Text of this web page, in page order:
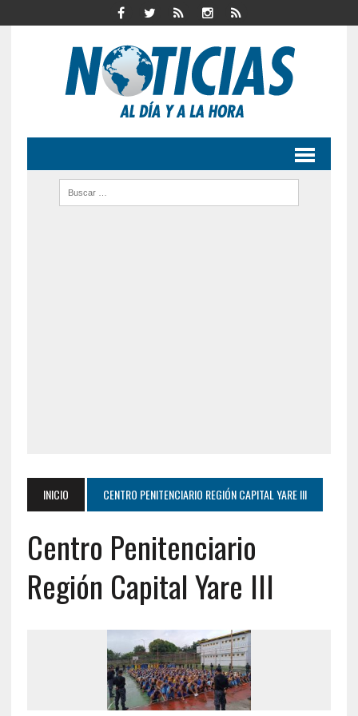
INICIO CENTRO PENITENCIARIO REGIÓN CAPITAL YARE III
Centro Penitenciario
Región Capital Yare III